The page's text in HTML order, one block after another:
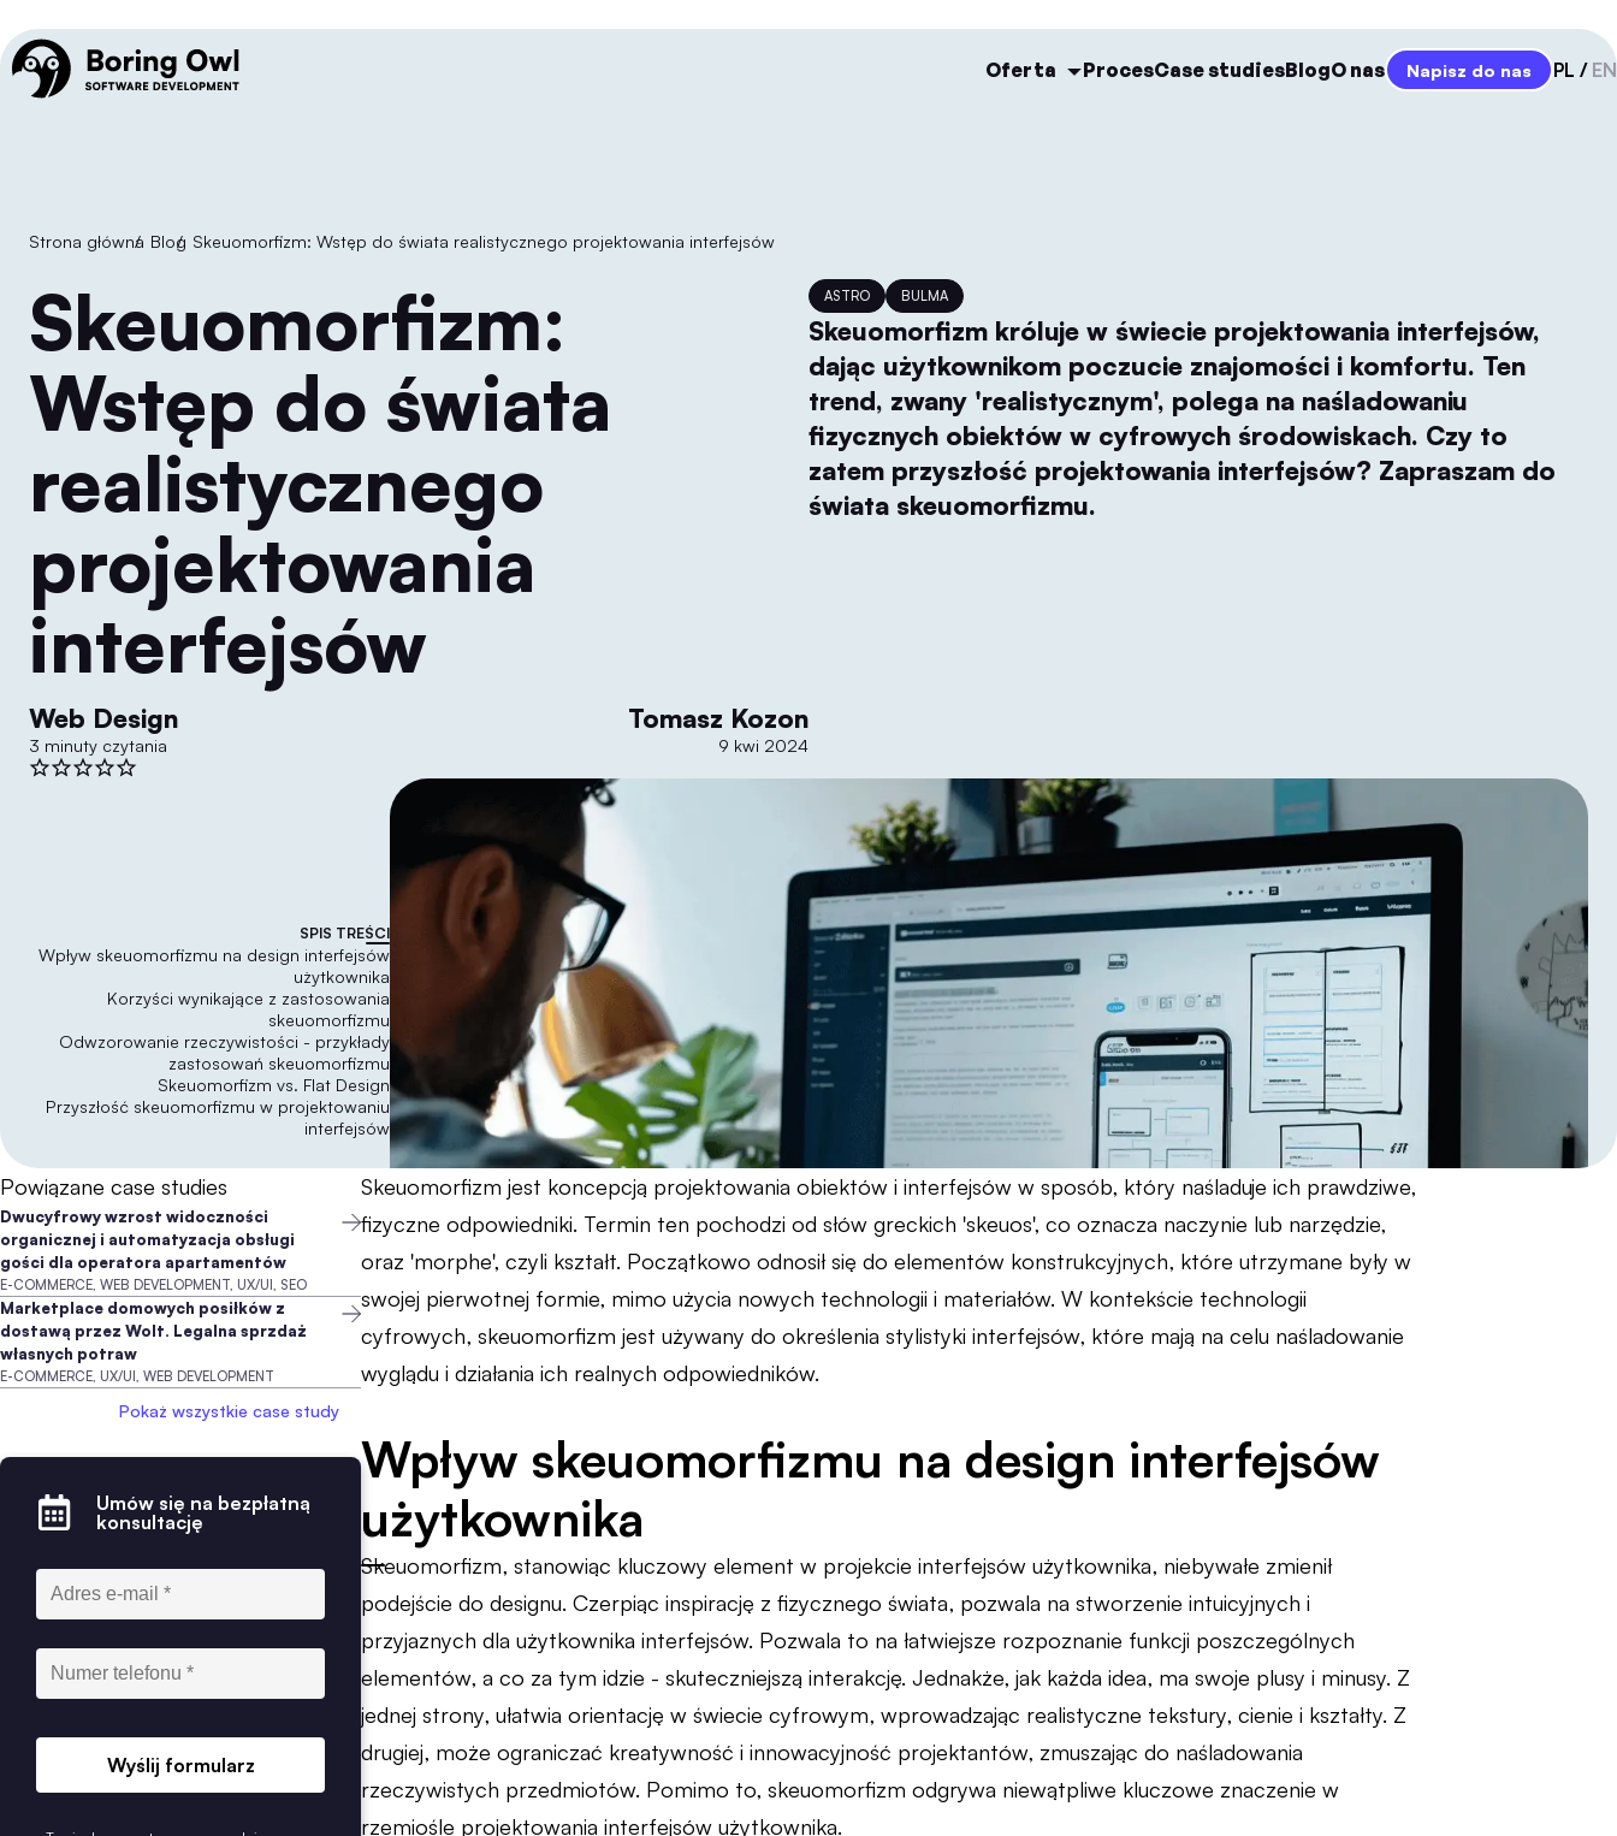
Oferta ProcesCase studiesBlogO nas Napisz do nas PL EN
Strona główna
/ Blog
/ Skeuomorfizm: Wstęp do świata realistycznego projektowania interfejsów
Skeuomorfizm:
Wstęp do świata
realistycznego
projektowania
interfejsów
Web Design
3 minuty czytania
Tomasz Kozon
9 kwi 2024
ASTRO BULMA
Skeuomorfizm króluje w świecie projektowania interfejsów,
dając użytkownikom poczucie znajomości i komfortu. Ten
trend, zwany 'realistycznym', polega na naśladowaniu
fizycznych obiektów w cyfrowych środowiskach. Czy to
zatem przyszłość projektowania interfejsów? Zapraszam do
świata skeuomorfizmu.
SPIS TREŚCI
Wpływ skeuomorfizmu na design interfejsów
użytkownika
Korzyści wynikające z zastosowania
skeuomorfizmu
Odwzorowanie rzeczywistości - przykłady
zastosowań skeuomorfizmu
Skeuomorfizm vs. Flat Design
Przyszłość skeuomorfizmu w projektowaniu
interfejsów
Powiązane case studies
Dwucyfrowy wzrost widoczności
organicznej i automatyzacja obsługi
gości dla operatora apartamentów
E-COMMERCE, WEB DEVELOPMENT, UX/UI, SEO
Marketplace domowych posiłków z
dostawą przez Wolt. Legalna sprzdaż
własnych potraw
E-COMMERCE, UX/UI, WEB DEVELOPMENT
Pokaż wszystkie case study
Umów się na bezpłatną
konsultację
Wyślij formularz
Skeuomorfizm jest koncepcją projektowania obiektów i interfejsów w sposób, który naśladuje ich prawdziwe,
fizyczne odpowiedniki. Termin ten pochodzi od słów greckich 'skeuos', co oznacza naczynie lub narzędzie,
oraz 'morphe', czyli kształt. Początkowo odnosił się do elementów konstrukcyjnych, które utrzymane były w
swojej pierwotnej formie, mimo użycia nowych technologii i materiałów. W kontekście technologii
cyfrowych, skeuomorfizm jest używany do określenia stylistyki interfejsów, które mają na celu naśladowanie
wyglądu i działania ich realnych odpowiedników.
Wpływ skeuomorfizmu na design interfejsów
użytkownika
Skeuomorfizm, stanowiąc kluczowy element w projekcie interfejsów użytkownika, niebywałe zmienił
podejście do designu. Czerpiąc inspirację z fizycznego świata, pozwala na stworzenie intuicyjnych i
przyjaznych dla użytkownika interfejsów. Pozwala to na łatwiejsze rozpoznanie funkcji poszczególnych
elementów, a co za tym idzie - skuteczniejszą interakcję. Jednakże, jak każda idea, ma swoje plusy i minusy. Z
jednej strony, ułatwia orientację w świecie cyfrowym, wprowadzając realistyczne tekstury, cienie i kształty. Z
drugiej, może ograniczać kreatywność i innowacyjność projektantów, zmuszając do naśladowania
rzeczywistych przedmiotów. Pomimo to, skeuomorfizm odgrywa niewątpliwe kluczowe znaczenie w
rzemiośle projektowania interfejsów użytkownika.